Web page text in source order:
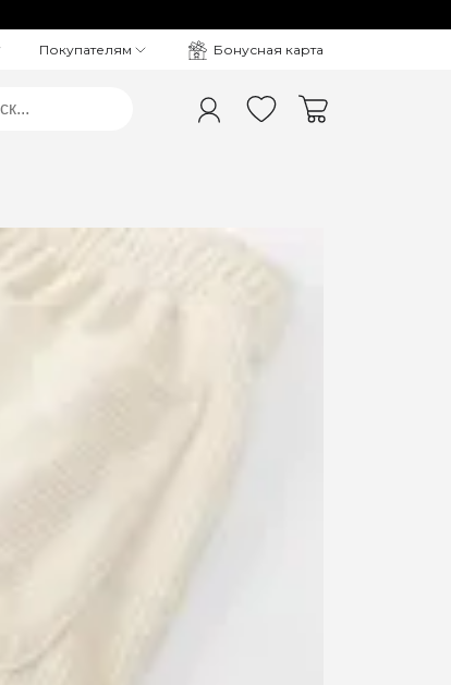
Покупателям Бонусная карта